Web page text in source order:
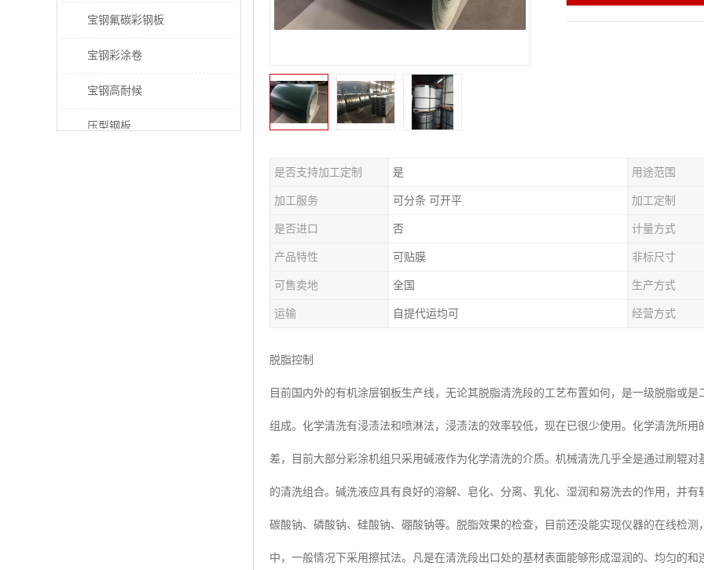
宝钢氟碳彩钢板
宝钢彩涂卷
宝钢高耐候
压型钢板
是否支持加工定制 是 用途范围
加工服务 可分条 可开平 加工定制
是否进口 否 计量方式
产品特性 可贴膜 非标尺寸
可售卖地 全国 生产方式
运输 自提代运均可 经营方式
脱脂控制
目前国内外的有机涂层钢板生产线，无论其脱脂清洗段的工艺布置如何，是一级脱脂或
组成。化学清洗有浸渍法和喷淋法，浸渍法的效率较低，现在已很少使用。化学清洗所
差，目前大部分彩涂机组只采用碱液作为化学清洗的介质。机械清洗几乎全是通过刷辊
的清洗组合。碱洗液应具有良好的溶解、皂化、分离、乳化、湿润和易洗去的作用，并
碳酸钠、磷酸钠、硅酸钠、硼酸钠等。脱脂效果的检查，目前还没能实现仪器的在线检
中，一般情况下采用擦拭法。凡是在清洗段出口处的基材表面能够形成湿润的、均匀的